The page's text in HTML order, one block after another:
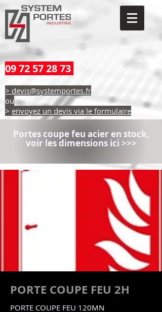
09 72 57 28 73
> devis@systemportes.fr
ou
> envoyez un devis via le formulaire
Portes coupe feu acier en stock,
voir les dimensions ici >>>
PORTE COUPE FEU 2H
PORTE COUPE FEU 120MN